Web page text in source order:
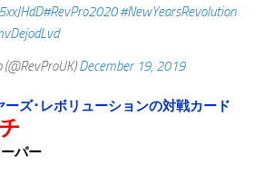
#RevPro2020 #NewYearsRevolution
December 19, 2019
ーズ･レボリューションの対戦カード
パー